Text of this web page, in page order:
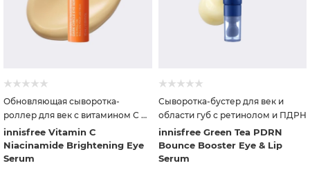
Обновляющая сыворотка-
роллер для век с витамином С и
ниацинамидом
innisfree Vitamin C
Niacinamide Brightening Eye
Serum
Сыворотка-бустер для век и
области губ с ретинолом и ПДРН
innisfree Green Tea PDRN
Bounce Booster Eye & Lip
Serum